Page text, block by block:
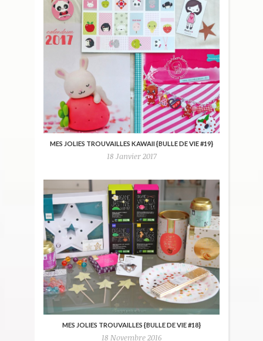
MES JOLIES TROUVAILLES KAWAII {BULLE DE VIE #19}
18 Janvier 2017
MES JOLIES TROUVAILLES {BULLE DE VIE #18}
18 Novembre 2016